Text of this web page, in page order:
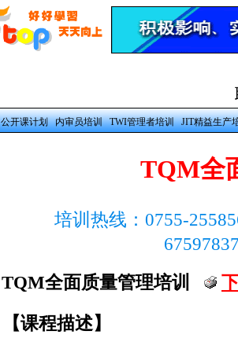
公开课计划 内审员培训 TWI管理者培训 JIT精益生产
TQM全
培训热线：0755-
TQM全面质量管理培训
【课程描述】